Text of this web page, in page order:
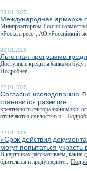
23.01.2025
Международная ярмарка
Минпромторгом России
«Росконгресс», АО «Российский
23.01.2025
Льготная программа
Доступные кредиты банками
Подробнее...
22.01.2025
Согласно исследованию
становится развитие
креативного сектора экономики,
отличаются смелостью и...
22.01.2025
«Срок действия
могут попытаться
В карточках рассказываем, какие
бдительны и предупредите...